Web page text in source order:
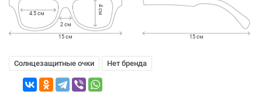
2 см
4.5 см 4 см
15 см 15 см
Солнцезащитные очки Нет бренда